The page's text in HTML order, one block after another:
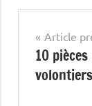
de
l’article
Article
10